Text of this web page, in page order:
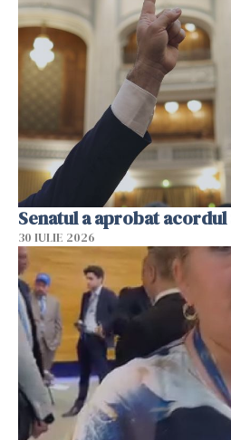
Senatul a aprobat acordul
30 IULIE 2026